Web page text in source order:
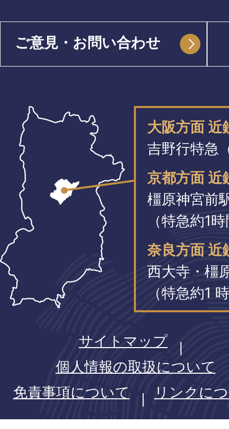
ご意見・お問い合わせ
大阪方面
吉野行特急
京都方面 近
橿原神宮前
（特急約1
奈良方面 近
西大寺・橿
（特急約1
サイトマップ
個人情報の取扱について
免責事項について
リンクに